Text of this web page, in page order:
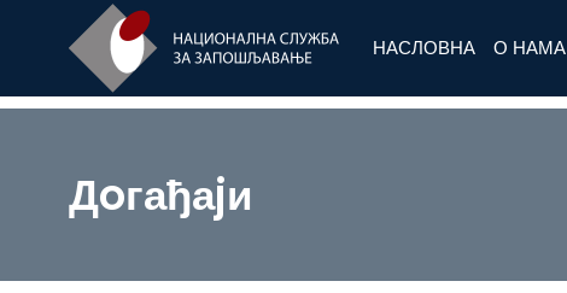
НАСЛОВНА О НАМА
Дoгађаjи